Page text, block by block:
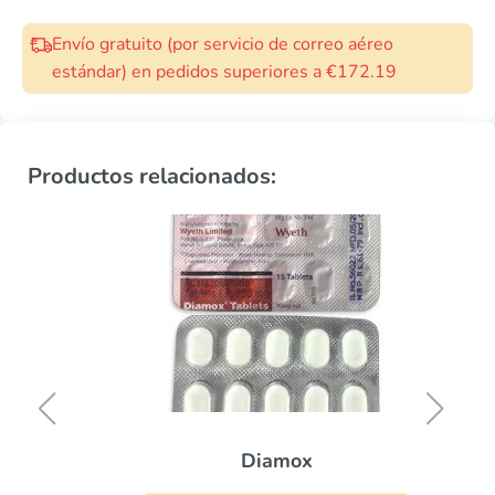
Envío gratuito (por servicio de correo aéreo
estándar) en pedidos superiores a €172.19
Productos relacionados:
Diamox